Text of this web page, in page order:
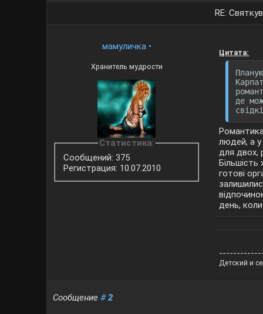
RE:
мамуличка •
Хранитель мудрости
Статистика:
Сообщений: 375
Регистрация: 10.07.2010
Цитата:
де
Романтика
людей, а у
для двох,
готові
день,
Детский и
Сообщение#2